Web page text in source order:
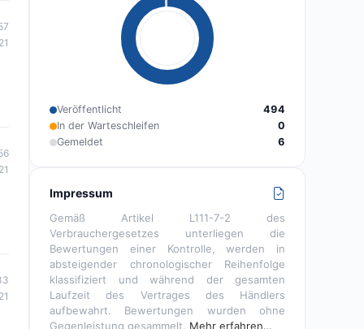
Veröffentlicht
494
In der Warteschleifen
0
Gemeldet
6
Impressum
Gemäß Artikel L111-7-2 des
Verbrauchergesetzes unterliegen die
Bewertungen einer Kontrolle, werden in
absteigender chronologischer Reihenfolge
klassifiziert und während der gesamten
Laufzeit des Vertrages des Händlers
aufbewahrt. Bewertungen wurden ohne
Gegenleistung gesammelt. Mehr erfahren…